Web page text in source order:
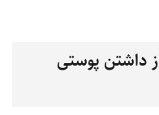
داشتن پوستی